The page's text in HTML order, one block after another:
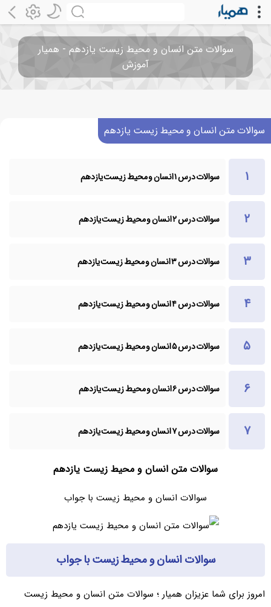
سوالات متن انسان و محیط زیست یازدهم - همیار
آموزش
سوالات متن انسان و محیط زیست یازدهم
سوالات درس ۱ انسان و محیط زیست یازدهم
سوالات درس ۲ انسان و محیط زیست یازدهم
سوالات درس ۳ انسان و محیط زیست یازدهم
سوالات درس ۴ انسان و محیط زیست یازدهم
سوالات درس ۵ انسان و محیط زیست یازدهم
سوالات درس ۶ انسان و محیط زیست یازدهم
سوالات درس ۷ انسان و محیط زیست یازدهم
سوالات متن انسان و محیط زیست یازدهم
سوالات انسان و محیط زیست با جواب
سوالات انسان و محیط زیست با جواب
امروز برای شما عزیزان همیار ؛ سوالات متن انسان و محیط زیست